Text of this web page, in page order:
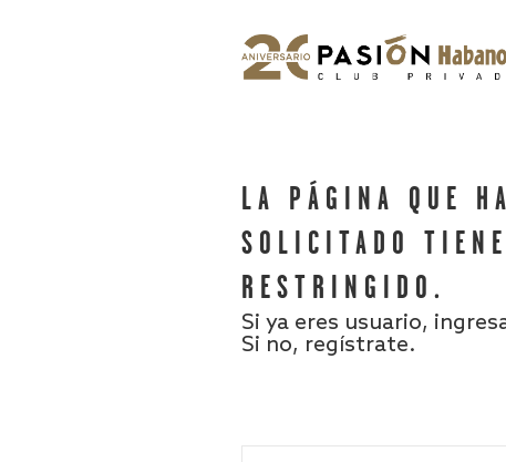
LA PÁGINA QUE
SOLICITADO TIENE
RESTRINGIDO.
Si ya eres usuario,
Si no, regístrate.